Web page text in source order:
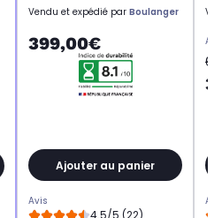
Vendu et expédié par Boulanger
399,00€
Ajouter au panier
Avis